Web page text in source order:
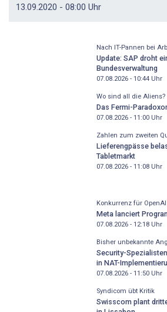
13.09.2020 - 08:00 Uhr
Nach IT-Pannen bei
Update: SAP droht
Bundesverwaltung
07.08.2026 - 10:44Uhr
Wo sind all die Aliens?
Das Fermi-
07.08.2026 - 11:00Uhr
Zahlen zum zweiten
Lieferengpässe
Tabletmarkt
07.08.2026 - 11:08Uhr
Konkurrenz für
Meta lanciert
07.08.2026 - 12:18Uhr
Bisher unbekannte
Security-
in NAT-
07.08.2026 - 11:50Uhr
Syndicom übt Kritik
Swisscom plant